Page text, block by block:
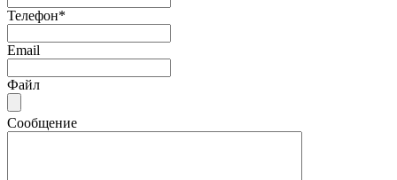
Телефон*
Email
Файл
Сообщение